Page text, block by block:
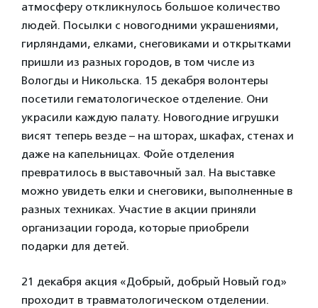
атмосферу откликнулось большое количество
людей. Посылки с новогодними украшениями,
гирляндами, елками, снеговиками и открытками
пришли из разных городов, в том числе из
Вологды и Никольска. 15 декабря волонтеры
посетили гематологическое отделение. Они
украсили каждую палату. Новогодние игрушки
висят теперь везде – на шторах, шкафах, стенах и
даже на капельницах. Фойе отделения
превратилось в выставочный зал. На выставке
можно увидеть елки и снеговики, выполненные в
разных техниках. Участие в акции приняли
организации города, которые приобрели
подарки для детей.
21 декабря акция «Добрый, добрый Новый год»
проходит в травматологическом отделении.